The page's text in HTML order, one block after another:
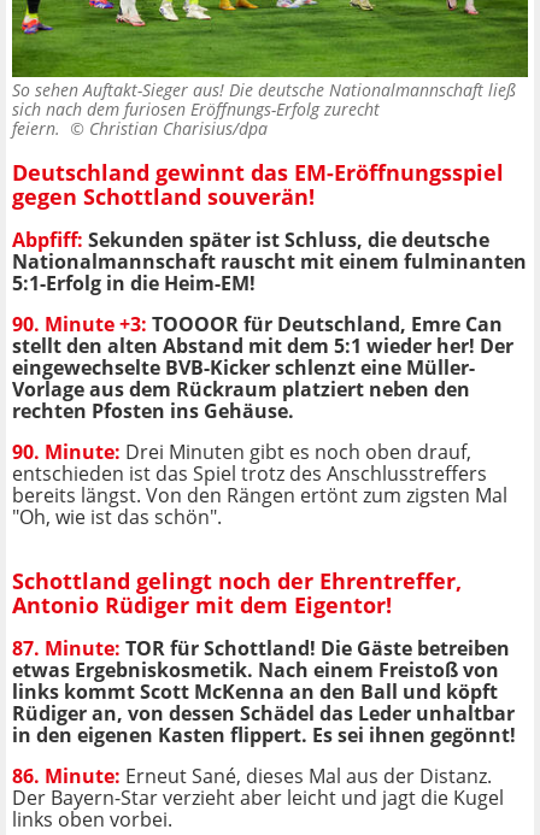
So sehen Auftakt-Sieger aus! Die deutsche Nationalmannschaft ließ
sich nach dem furiosen Eröffnungs-Erfolg zurecht
feiern. © Christian Charisius/dpa
Deutschland gewinnt das EM-Eröffnungsspiel
gegen Schottland souverän!
Abpfiff: Sekunden später ist Schluss, die deutsche
Nationalmannschaft rauscht mit einem fulminanten
5:1-Erfolg in die Heim-EM!
90. Minute +3: TOOOOR für Deutschland, Emre Can
stellt den alten Abstand mit dem 5:1 wieder her! Der
eingewechselte BVB-Kicker schlenzt eine Müller-
Vorlage aus dem Rückraum platziert neben den
rechten Pfosten ins Gehäuse.
90. Minute: Drei Minuten gibt es noch oben drauf,
entschieden ist das Spiel trotz des Anschlusstreffers
bereits längst. Von den Rängen ertönt zum zigsten Mal
"Oh, wie ist das schön".
Schottland gelingt noch der Ehrentreffer,
Antonio Rüdiger mit dem Eigentor!
87. Minute: TOR für Schottland! Die Gäste betreiben
etwas Ergebniskosmetik. Nach einem Freistoß von
links kommt Scott McKenna an den Ball und köpft
Rüdiger an, von dessen Schädel das Leder unhaltbar
in den eigenen Kasten flippert. Es sei ihnen gegönnt!
86. Minute: Erneut Sané, dieses Mal aus der Distanz.
Der Bayern-Star verzieht aber leicht und jagt die Kugel
links oben vorbei.